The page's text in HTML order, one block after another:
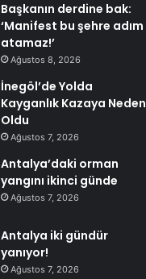
Başkanın derdine bak:
‘Manifest bu şehre adım
atamaz!’
Ağustos 8, 2026
İnegöl’de Yolda
Kayganlık Kazaya Neden
Oldu
Ağustos 7, 2026
Antalya’daki orman
yangını ikinci günde
Ağustos 7, 2026
Antalya iki gündür
yanıyor!
Ağustos 7, 2026